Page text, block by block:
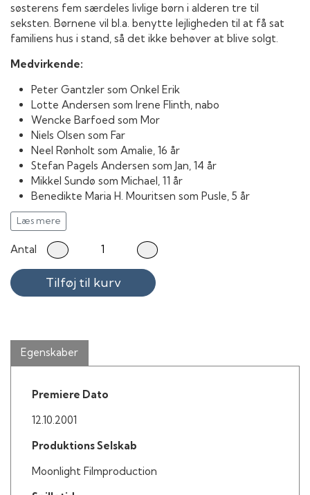
søsterens fem særdeles livlige børn i alderen tre til
seksten. Børnene vil bl.a. benytte lejligheden til at få sat
familiens hus i stand, så det ikke behøver at blive solgt.
Medvirkende:
Peter Gantzler som Onkel Erik
Lotte Andersen som Irene Flinth, nabo
Wencke Barfoed som Mor
Niels Olsen som Far
Neel Rønholt som Amalie, 16 år
Stefan Pagels Andersen som Jan, 14 år
Mikkel Sundø som Michael, 11 år
Benedikte Maria H. Mouritsen som Pusle, 5 år
Fritz Bjerre Donatzsky-Hansen som Blop, 3 år
Lasse Baunkilde som Frederik, nabodreng
Birthe Neumann som Ejendomsmægler
Asger Reher som Hr. Børgesen, mulig huskøber
Niels Christian "Bubber" Meyer som Bubber
Michael Meyerheim som TV-vært
Læs mere
Antal
Tilføj til kurv
Egenskaber
Premiere Dato
12.10.2001
Produktions Selskab
Moonlight Filmproduction